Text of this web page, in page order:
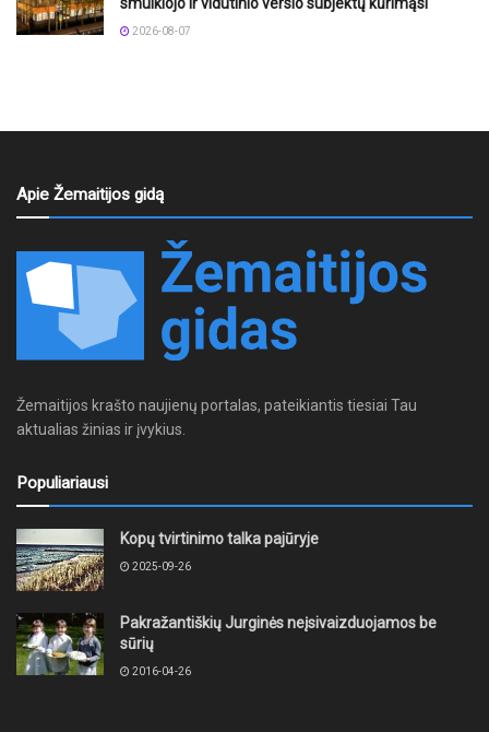
smulkiojo ir vidutinio verslo subjektų kūrimąsi
2026-08-07
Apie Žemaitijos gidą
Žemaitijos krašto naujienų portalas, pateikiantis tiesiai Tau
aktualias žinias ir įvykius.
Populiariausi
Kopų tvirtinimo talka pajūryje
2025-09-26
Pakražantiškių Jurginės neįsivaizduojamos be
sūrių
2016-04-26